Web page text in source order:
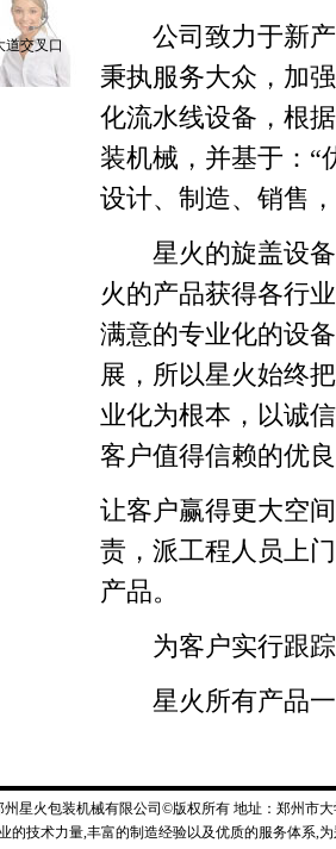
道交叉口
公司致力于新产
秉执服务大众，加
化流水线设备，根
装机械，并基于：“
设计、制造、销售
星火的旋盖设备
火的产品获得各行
满意的专业化的设
展，所以星火始终
业化为根本，以诚
客户值得信赖的优
让客户赢得更大空
责，派工程人员上
产品。
为客户实行跟踪
星火所有产品一
州星火包装机械有限公司©版权所有 地址：郑州
的技术力量,丰富的制造经验以及优质的服务体系,